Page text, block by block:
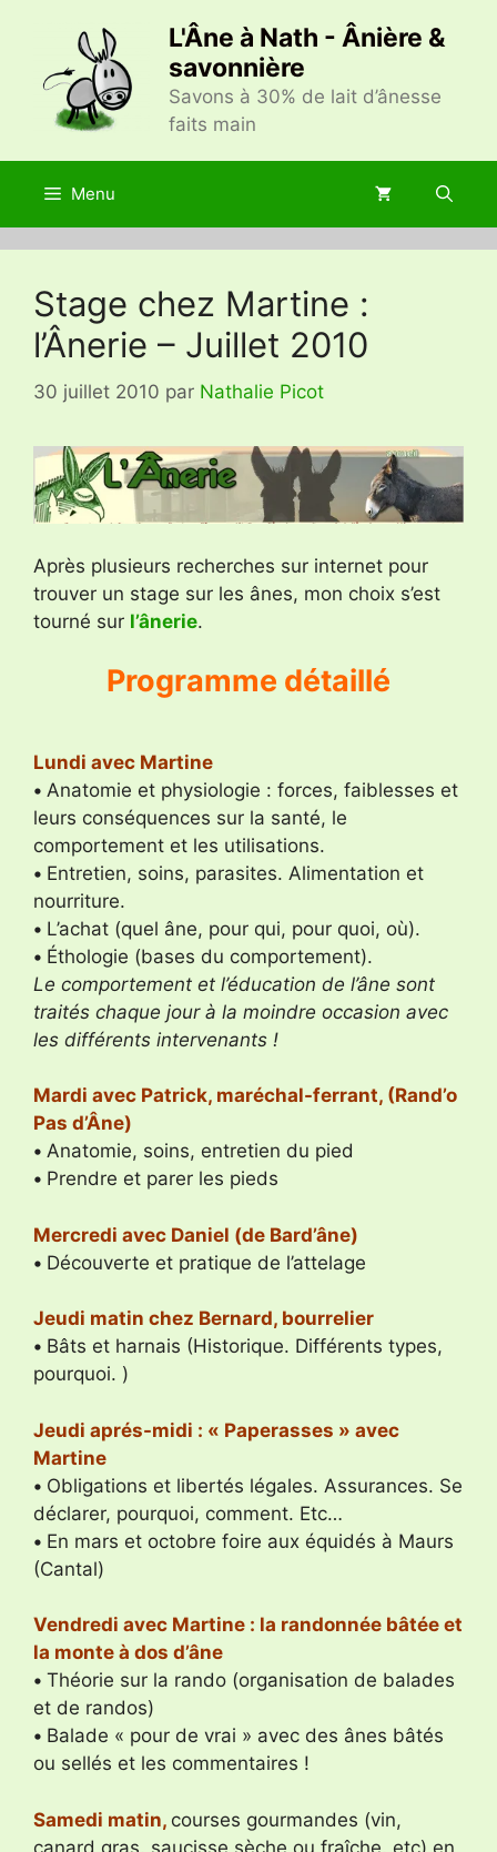
contenu
L'Âne à Nath - Ânière &
savonnière
Savons à 30% de lait d’ânesse
faits main
Menu
Stage chez Martine :
l’Ânerie – Juillet 2010
30 juillet 2010 par Nathalie Picot
Après plusieurs recherches sur internet pour
trouver un stage sur les ânes, mon choix s’est
tourné sur l’ânerie.
Programme détaillé
Lundi avec Martine
• Anatomie et physiologie : forces, faiblesses et
leurs conséquences sur la santé, le
comportement et les utilisations.
• Entretien, soins, parasites. Alimentation et
nourriture.
• L’achat (quel âne, pour qui, pour quoi, où).
• Éthologie (bases du comportement).
Le comportement et l’éducation de l’âne sont
traités chaque jour à la moindre occasion avec
les différents intervenants !
Mardi avec Patrick, maréchal-ferrant, (Rand’o
Pas d’Âne)
• Anatomie, soins, entretien du pied
• Prendre et parer les pieds
Mercredi avec Daniel (de Bard’âne)
• Découverte et pratique de l’attelage
Jeudi matin chez Bernard, bourrelier
• Bâts et harnais (Historique. Différents types,
pourquoi. )
Jeudi aprés-midi : « Paperasses » avec
Martine
• Obligations et libertés légales. Assurances. Se
déclarer, pourquoi, comment. Etc…
• En mars et octobre foire aux équidés à Maurs
(Cantal)
Vendredi avec Martine : la randonnée bâtée et
la monte à dos d’âne
• Théorie sur la rando (organisation de balades
et de randos)
• Balade « pour de vrai » avec des ânes bâtés
ou sellés et les commentaires !
Samedi matin, courses gourmandes (vin,
canard gras, saucisse sèche ou fraîche, etc) en